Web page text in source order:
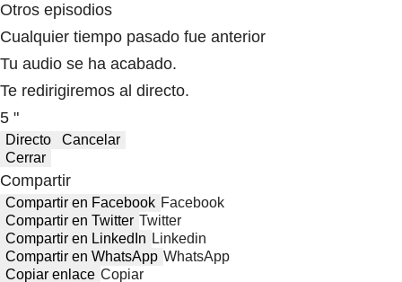
Otros episodios
Cualquier tiempo pasado fue anterior
Tu audio se ha acabado.
Te redirigiremos al directo.
5 "
Directo
Cancelar
Cerrar
Compartir
Compartir en Facebook Facebook
Compartir en Twitter Twitter
Compartir en LinkedIn Linkedin
Compartir en WhatsApp WhatsApp
Copiar enlace Copiar